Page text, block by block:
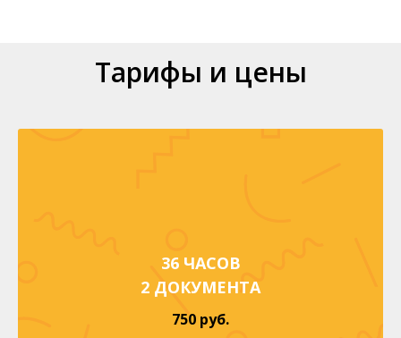
Тарифы и цены
36 ЧАСОВ
2 ДОКУМЕНТА
750 руб.